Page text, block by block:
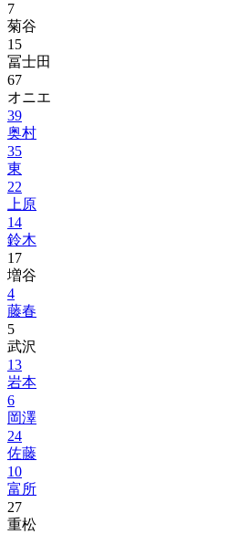
7
菊谷
15
冨士田
67
オニエ
39
奥村
35
東
22
上原
14
鈴木
17
増谷
4
藤春
5
武沢
13
岩本
6
岡澤
24
佐藤
10
富所
27
重松